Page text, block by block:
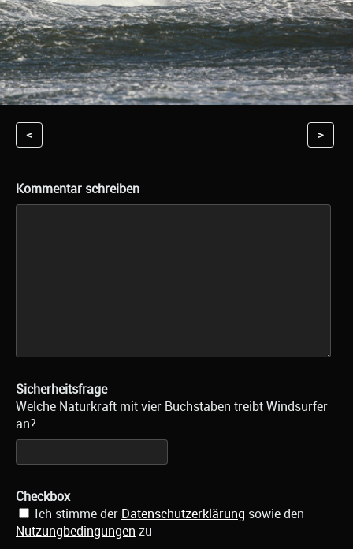
< >
Kommentar schreiben
Sicherheitsfrage
Welche Naturkraft mit vier Buchstaben treibt Windsurfer
an?
Checkbox
Ich stimme der Datenschutzerklärung sowie den
Nutzungbedingungen zu